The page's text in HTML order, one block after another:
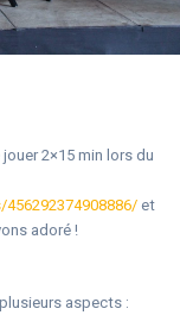
2×15 min lors du
et
adoré !
aspects :